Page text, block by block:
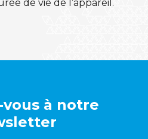
de vie de l’appareil.
à notre